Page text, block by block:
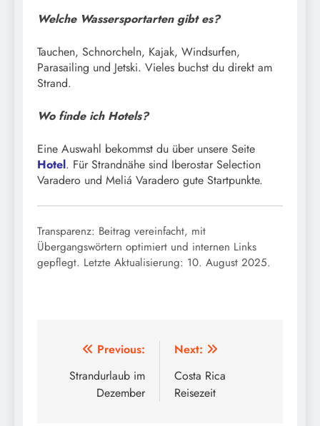
Welche Wassersportarten gibt es?
Tauchen, Schnorcheln, Kajak, Windsurfen,
Parasailing und Jetski. Vieles buchst du direkt am
Strand.
Wo finde ich Hotels?
Eine Auswahl bekommst du über unsere Seite
Hotel. Für Strandnähe sind Iberostar Selection
Varadero und Meliá Varadero gute Startpunkte.
Transparenz: Beitrag vereinfacht, mit
Übergangswörtern optimiert und internen Links
gepflegt. Letzte Aktualisierung: 10. August 2025.
Beitragsnavigation
Previous:
Strandurlaub im
Dezember
Next:
Costa Rica
Reisezeit